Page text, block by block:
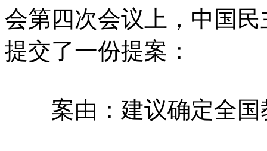
会第四次会议上，中国
提交了一份提案：
案由：建议确定全国